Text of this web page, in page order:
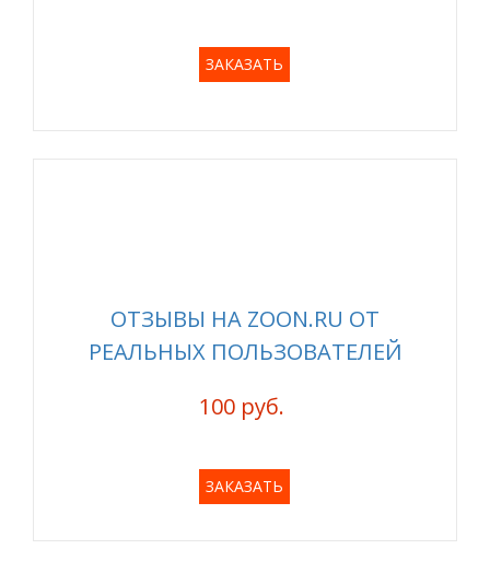
ЗАКАЗАТЬ
ОТЗЫВЫ НА ZOON.RU ОТ
РЕАЛЬНЫХ ПОЛЬЗОВАТЕЛЕЙ
100 руб.
ЗАКАЗАТЬ